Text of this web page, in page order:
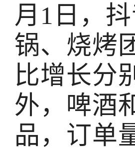
月1日，
锅、烧烤
比增长分
外，啤酒
品，订单